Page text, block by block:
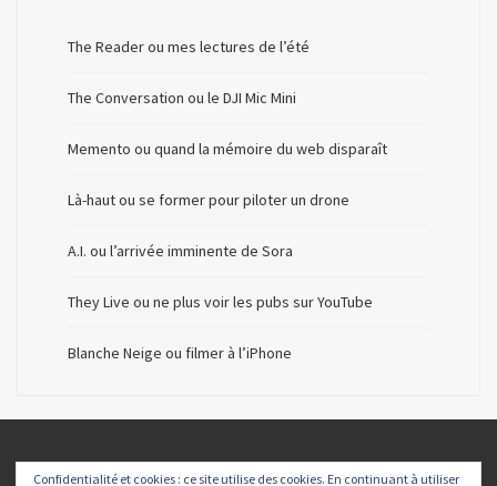
The Reader ou mes lectures de l’été
The Conversation ou le DJI Mic Mini
Memento ou quand la mémoire du web disparaît
Là-haut ou se former pour piloter un drone
A.I. ou l’arrivée imminente de Sora
They Live ou ne plus voir les pubs sur YouTube
Blanche Neige ou filmer à l’iPhone
Confidentialité et cookies : ce site utilise des cookies. En continuant à utiliser